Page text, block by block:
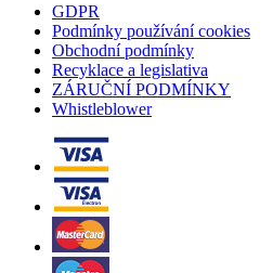
GDPR
Podmínky používání cookies
Obchodní podmínky
Recyklace a legislativa
ZÁRUČNÍ PODMÍNKY
Whistleblower